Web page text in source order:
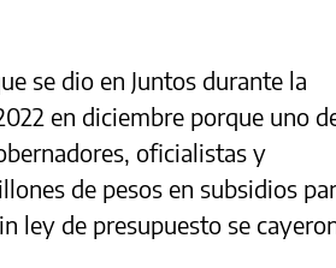
se dio en Juntos durante la
en diciembre porque uno
oficialistas y
de pesos en subsidios
ley de presupuesto se